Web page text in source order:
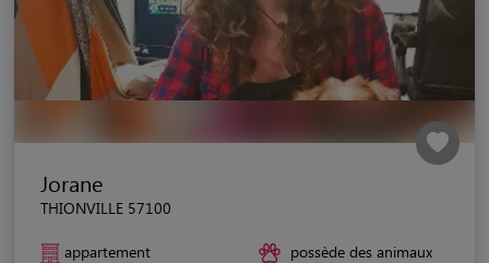
Jorane
THIONVILLE 57100
appartement possède des animaux